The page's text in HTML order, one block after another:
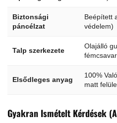
Biztonsági
páncélzat
Beépített
védelem)
Talp szerkezete
Olajálló
Elsődleges anyag
100%
matt
Gyakran Ismételt Kérdések